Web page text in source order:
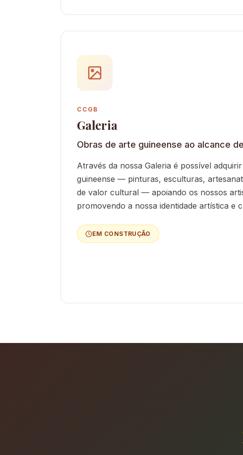
CCGB
Galeria
Obras de arte guineense ao alcance
Através da nossa Galeria é possível
guineense — pinturas, esculturas,
de valor cultural — apoiando os nossos
promovendo a nossa identidade artística e
EM CONSTRUÇÃO